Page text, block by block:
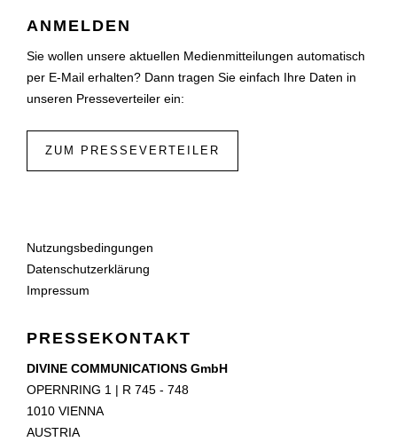
ANMELDEN
Sie wollen unsere aktuellen Medienmitteilungen automatisch
per E-Mail erhalten? Dann tragen Sie einfach Ihre Daten in
unseren Presseverteiler ein:
ZUM PRESSEVERTEILER
Nutzungsbedingungen
Datenschutzerklärung
Impressum
PRESSEKONTAKT
DIVINE COMMUNICATIONS GmbH
OPERNRING 1 | R 745 - 748
1010 VIENNA
AUSTRIA